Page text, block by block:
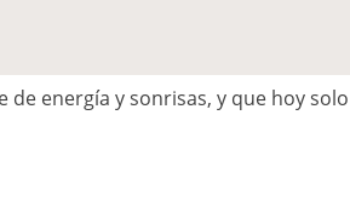
de energía y sonrisas, y que hoy